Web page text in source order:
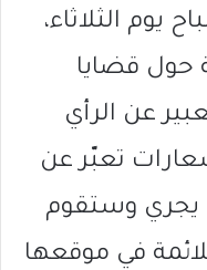
يوم الثلاثاء،
حول قضايا
عن الرأي
تعبّر عن
يجري وستقوم
في موقعها